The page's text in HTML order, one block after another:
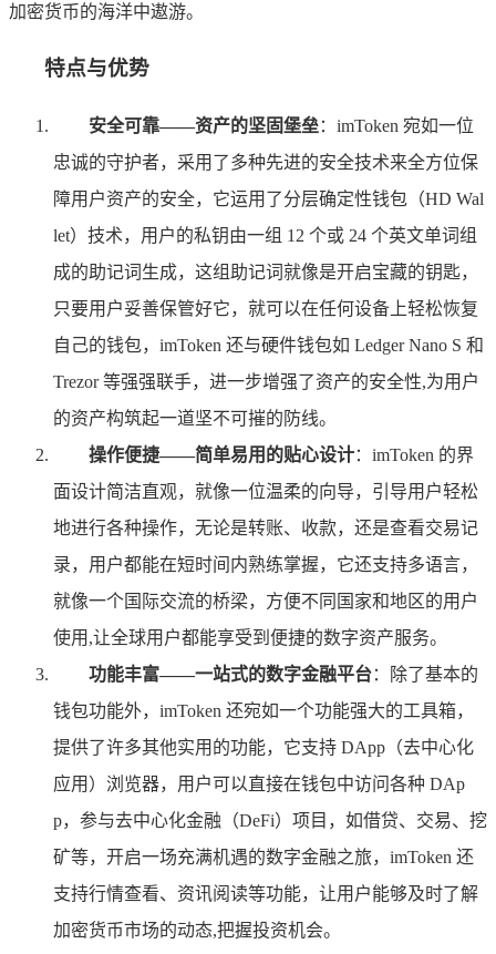
加密货币的海洋中遨游。
特点与优势
安全可靠——资产的坚固堡垒：imToken 宛如一位
忠诚的守护者，采用了多种先进的安全技术来全方位保
障用户资产的安全，它运用了分层确定性钱包（HD Wal
let）技术，用户的私钥由一组 12 个或 24 个英文单词组
成的助记词生成，这组助记词就像是开启宝藏的钥匙，
只要用户妥善保管好它，就可以在任何设备上轻松恢复
自己的钱包，imToken 还与硬件钱包如 Ledger Nano S 和
Trezor 等强强联手，进一步增强了资产的安全性,为用户
的资产构筑起一道坚不可摧的防线。
操作便捷——简单易用的贴心设计：imToken 的界
面设计简洁直观，就像一位温柔的向导，引导用户轻松
地进行各种操作，无论是转账、收款，还是查看交易记
录，用户都能在短时间内熟练掌握，它还支持多语言，
就像一个国际交流的桥梁，方便不同国家和地区的用户
使用,让全球用户都能享受到便捷的数字资产服务。
功能丰富——一站式的数字金融平台：除了基本的
钱包功能外，imToken 还宛如一个功能强大的工具箱，
提供了许多其他实用的功能，它支持 DApp（去中心化
应用）浏览器，用户可以直接在钱包中访问各种 DAp
p，参与去中心化金融（DeFi）项目，如借贷、交易、挖
矿等，开启一场充满机遇的数字金融之旅，imToken 还
支持行情查看、资讯阅读等功能，让用户能够及时了解
加密货币市场的动态,把握投资机会。